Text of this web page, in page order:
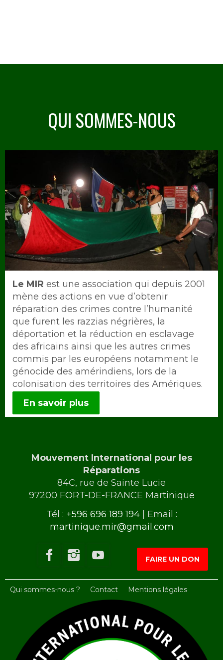
QUI SOMMES-NOUS
Intro
Le MIR est une association qui depuis 2001
mène des actions en vue d’obtenir
réparation des crimes contre l’humanité
que furent les razzias négrières, la
déportation et la réduction en esclavage
des africains ainsi que les autres crimes
commis par les européens notamment le
génocide des amérindiens, lors de la
colonisation des territoires des Amériques.
En savoir plus
Mouvement International pour les
Réparations
84C, rue de Sainte Lucie
97200 FORT-DE-FRANCE Martinique
Tél : +596 696 189 194| Email :
martinique.mir@gmail.com
FAIRE UN DON
Qui sommes-nous ? Contact Mentions légales